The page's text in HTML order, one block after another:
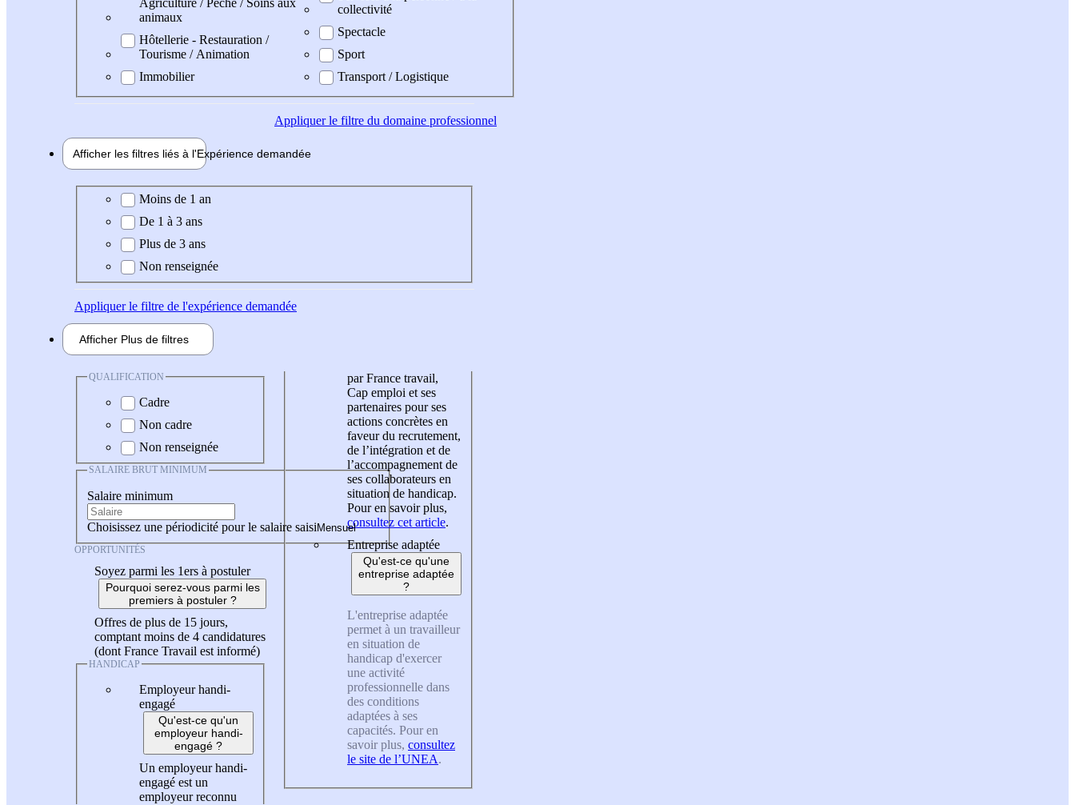
animaux
Hôtellerie - Restauration /
Tourisme / Animation
Immobilier
collectivité
Spectacle
Sport
Transport / Logistique
Appliquerle filtre du domaine professionnel
Afficher les filtres liés à l'Expérience demandée
Expérience demandée
Moins de 1 an
De 1 à 3 ans
Plus de 3 ans
Non renseignée
Appliquerle filtre de l'expérience demandée
Afficher Plus de filtres
QUALIFICATION
Cadre
Non cadre
Non renseignée
SALAIRE BRUT MINIMUM
Salaire minimum
Choisissez une périodicité pour le salaire saisi
OPPORTUNITÉS
Soyez parmi les 1ers à postuler
Pourquoi serez-vous parmi les
premiers à postuler ?
Offres de plus de 15 jours,
comptant moins de 4 candidatures
(dont France Travail est informé)
HANDICAP
Employeur handi-
engagé
Qu'est-ce qu'un
employeur handi-
engagé ?
Un employeur handi-
engagé est un
employeur reconnu
par France travail,
Cap emploi et ses
partenaires pour ses
actions concrètes en
faveur du recrutement,
de l’intégration et de
l’accompagnement de
ses collaborateurs en
situation de handicap.
Pour en savoir plus,
consultez cet article.
Entreprise adaptée
Qu'est-ce qu'une
entreprise adaptée
?
L'entreprise adaptée
permet à un travailleur
en situation de
handicap d'exercer
une activité
professionnelle dans
des conditions
adaptées à ses
capacités. Pour en
savoir plus, consultez
le site de l’UNEA.